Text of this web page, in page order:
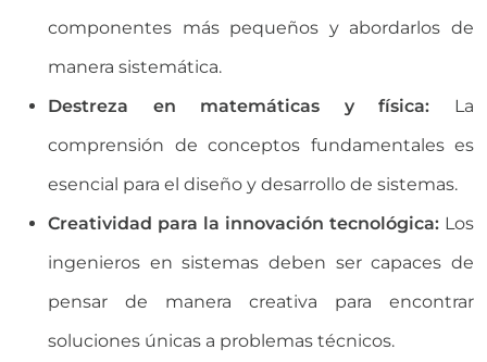
componentes más pequeños y abordarlos de
manera sistemática.
Destreza en matemáticas y física: La
comprensión de conceptos fundamentales es
esencial para el diseño y desarrollo de sistemas.
Creatividad para la innovación tecnológica: Los
ingenieros en sistemas deben ser capaces de
pensar de manera creativa para encontrar
soluciones únicas a problemas técnicos.